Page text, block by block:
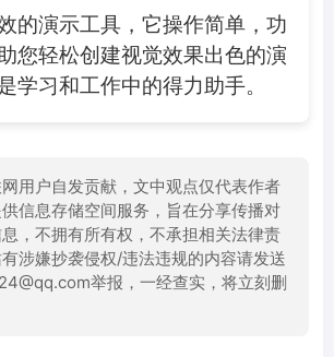
的演示工具，它操作简单，功
您轻松创建视觉效果出色的演
学习和工作中的得力助手。
用户自发贡献，文中观点仅代表作者
信息存储空间服务，旨在分享传播对
，不拥有所有权，不承担相关法律责
涉嫌抄袭侵权/违法违规的内容请发送
举报，一经查实，将立刻删